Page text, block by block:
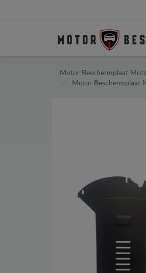
Motor Beschermplaat
Motor Beschermplaat